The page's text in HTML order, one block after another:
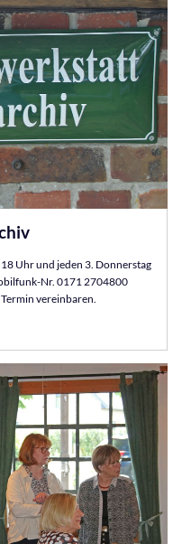
Uhr und jeden 3. Donnerstag
Nr. 0171 2704800
vereinbaren.